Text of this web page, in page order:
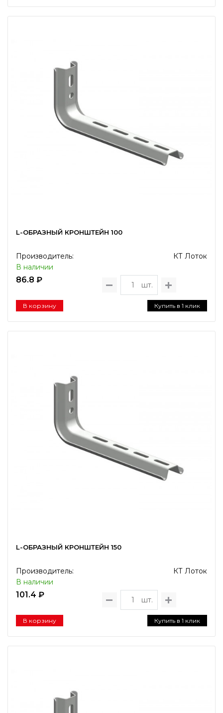
L-ОБРАЗНЫЙ КРОНШТЕЙН 100
Производитель:
КТ Лоток
В наличии
86.8 ₽
шт.
В корзину Купить в 1 клик
L-ОБРАЗНЫЙ КРОНШТЕЙН 150
Производитель:
КТ Лоток
В наличии
101.4 ₽
шт.
В корзину Купить в 1 клик